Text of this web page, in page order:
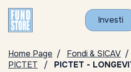
Investi
Home Page Fondi & SICAV
PICTET
PICTET -